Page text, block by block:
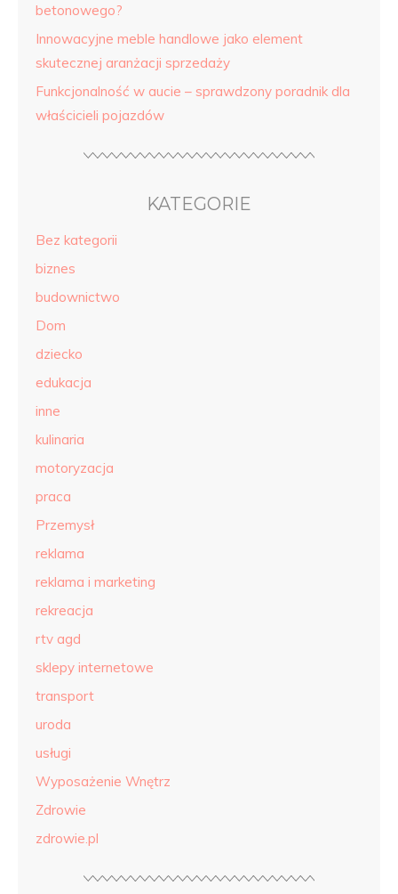
betonowego?
Innowacyjne meble handlowe jako element
skutecznej aranżacji sprzedaży
Funkcjonalność w aucie – sprawdzony poradnik dla
właścicieli pojazdów
KATEGORIE
Bez kategorii
biznes
budownictwo
Dom
dziecko
edukacja
inne
kulinaria
motoryzacja
praca
Przemysł
reklama
reklama i marketing
rekreacja
rtv agd
sklepy internetowe
transport
uroda
usługi
Wyposażenie Wnętrz
Zdrowie
zdrowie.pl